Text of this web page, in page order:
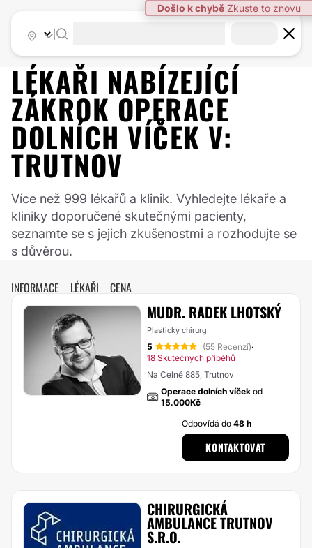
LÉKAŘI NABÍZEJÍCÍ
ZÁKROK OPERACE
DOLNÍCH VÍČEK V:
TRUTNOV
Více než 999 lékařů a klinik. Vyhledejte lékaře a
kliniky doporučené skutečnými pacienty,
seznamte se s jejich zkušenostmi a rozhodujte se
s důvěrou.
INFORMACE LÉKAŘI CENA
MUDR. RADEK LHOTSKÝ
Plastický chirurg
5 (55 Recenzí)·
18 Skutečných příběhů
Na Celně 885, Trutnov
Operace dolních víček od
15.000Kč
Odpovídá do48 h
KONTAKTOVAT
CHIRURGICKÁ
AMBULANCE TRUTNOV
S.R.O.